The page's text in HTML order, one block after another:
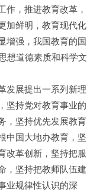
作，推进教育改革，
加鲜明，教育现代化
增强，我国教育的国
想道德素质和科学文
发展提出一系列新理
坚持党对教育事业的
，坚持优先发展教育
中国大地办教育，坚
改革创新，坚持把服
，坚持把教师队伍建
业规律性认识的深